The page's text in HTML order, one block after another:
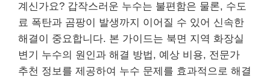
계신가요? 갑작스러운 누수는 불편함은 물론, 수도
료 폭탄과 곰팡이 발생까지 이어질 수 있어 신속한
해결이 중요합니다. 본 가이드는 북면 지역 화장실
변기 누수의 원인과 해결 방법, 예상 비용, 전문가
추천 정보를 제공하여 누수 문제를 효과적으로 해결